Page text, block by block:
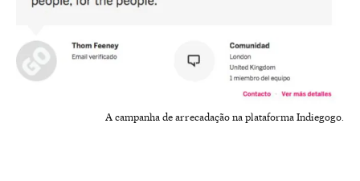
A campanha de arrecadação na plataforma Indiegogo.